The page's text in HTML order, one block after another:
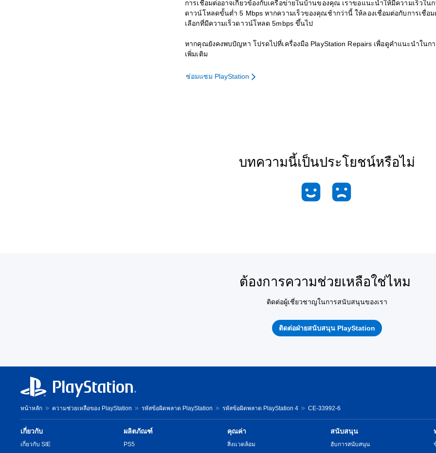
การเชื่อมต่ออาจเกี่ยวข้องกับเครือข่ายในบ้านของคุณ เราขอแนะนำให้มีความเร็วในก
ดาวน์โหลดขั้นต่ำ 5 Mbps หากความเร็วของคุณช้ากว่านี้ ให้ลองเชื่อมต่อกับการเชื่อม
เลือกที่มีความเร็วดาวน์โหลด 5mbps ขึ้นไป
หากคุณยังคงพบปัญหา โปรดไปที่เครื่องมือ PlayStation Repairs เพื่อดูคำแนะนำในก
เพิ่มเติม
ซ่อมแซม PlayStation
บทความนี้เป็นประโยชน์หรือไม่
ต้องการความช่วยเหลือใช่ไหม
ติดต่อผู้เชี่ยวชาญในการสนับสนุนของเรา
ติดต่อฝ่ายสนับสนุน PlayStation
หน้าหลัก ความช่วยเหลือของ PlayStation รหัสข้อผิดพลาด PlayStation รหัสข้อผิดพลาด PlayStation 4 CE-33992-6
เกี่ยวกับ
เกี่ยวกับ SIE
ผลิตภัณฑ์
PS5
คุณค่า
สิ่งแวดล้อม
สนับสนุน
ฮับการสนับสนุน